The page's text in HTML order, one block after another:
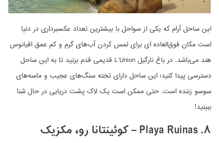
این ساحل آرام که یکی از سواحل با بیشترین تعداد عکسبرداری در دنیا
است مکان فوق‌العاده ای برای لمس کردن آب‌های گرم و کم عمق اقیانوس
هند می‌باشد. در باغ نارگیل L’Union قدیمی قدم بزنید تا به این ساحل
دسترسی پیدا کنید؛ این ساحل دارای تخته سنگ‌های عجیب و ماسه‌های
سوسو زننده است. حتی ممکن است یک لاک پشت دریایی در حال شنا
ببینید!
۸. Playa Ruinas – کوئینتانا رو، مکزیک